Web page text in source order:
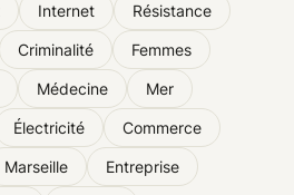
Internet Résistance
Criminalité Femmes
Médecine Mer
Électricité Commerce
Marseille Entreprise